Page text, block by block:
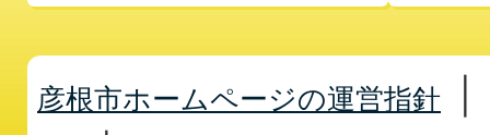
彦根市ホームページの運営指針